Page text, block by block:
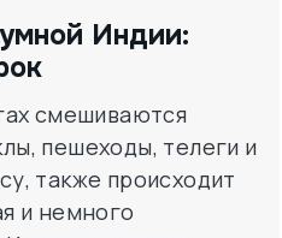
смешиваются
пешеходы, телеги и
также происходит
и немного
до сих пор
в геноме, ДНК